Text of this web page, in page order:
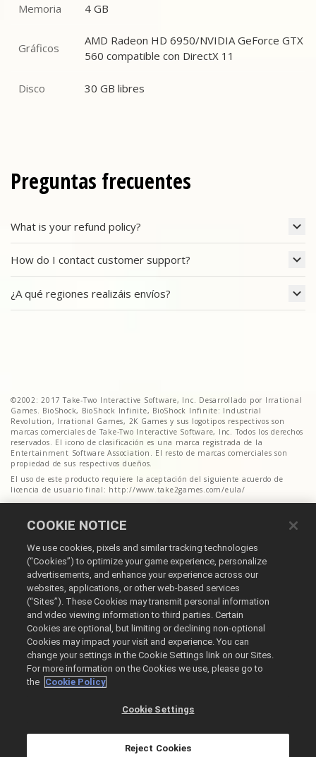
Memoria Memoria
4 GB
Gráficos Gráficos
AMD Radeon HD 6950/NVIDIA GeForce GTX
560 compatible con DirectX 11
Disco Disco
30 GB libres
Preguntas frecuentes
What is your refund policy?
How do I contact customer support?
¿A qué regiones realizáis envíos?
©2002: 2017 Take-Two Interactive Software, Inc. Desarrollado por Irrational
Games. BioShock, BioShock Infinite, BioShock Infinite: Industrial
Revolution, Irrational Games, 2K Games y sus logotipos respectivos son
marcas comerciales de Take-Two Interactive Software, Inc. Todos los derechos
reservados. El icono de clasificación es una marca registrada de la
Entertainment Software Association. El resto de marcas comerciales son
propiedad de sus respectivos dueños.
El uso de este producto requiere la aceptación del siguiente acuerdo de
licencia de usuario final: http://www.take2games.com/eula/
Aviso legal
Política de privacidad
Política de cookies
No vender ni compartir mis datos personales
Búsqueda de pedidos y reembolsos
Todas las marcas comerciales son propiedad de sus respectivos dueños.
Xsolla se encarga de la tienda de Ghost Story Games.
Español
COOKIE NOTICE
We use cookies, pixels and similar tracking technologies
(“Cookies”) to optimize your game experience, personalize
advertisements, and enhance your experience across our
websites, applications, or other web-based services
(“Sites”). These Cookies may transmit personal information
and video viewing information to third parties. Certain
Cookies are optional, but limiting or declining non-optional
Cookies may impact your visit and experience. You can
change your settings in the Cookie Settings link on our Sites.
For more information on the Cookies we use, please go to
the Cookie Policy
Cookie Settings
Reject Cookies